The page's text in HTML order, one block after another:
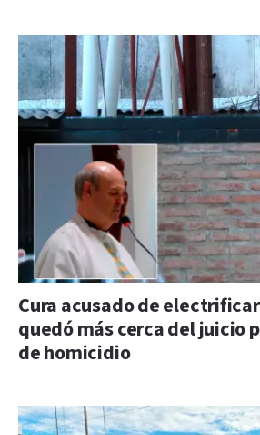
Cura acusado de
quedó más cerca del juicio
de homicidio